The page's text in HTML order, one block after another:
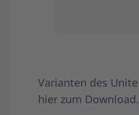
Varianten des
hier zum Download.